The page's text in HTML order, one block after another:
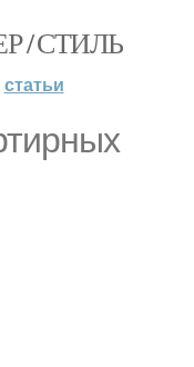
/ СТИЛЬ
статьи